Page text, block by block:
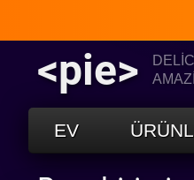
<pie>
EV